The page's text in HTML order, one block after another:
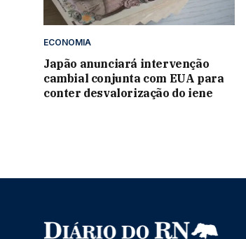
ECONOMIA
Japão anunciará intervenção
cambial conjunta com EUA para
conter desvalorização do iene